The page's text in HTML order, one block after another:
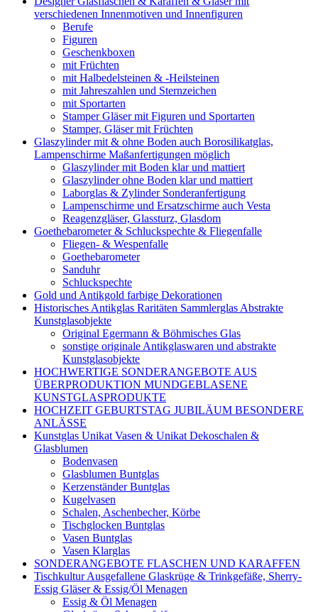
verschiedenen Innenmotiven und Innenfiguren
Berufe
Figuren
Geschenkboxen
mit Früchten
mit Halbedelsteinen & -Heilsteinen
mit Jahreszahlen und Sternzeichen
mit Sportarten
Stamper Gläser mit Figuren und Sportarten
Stamper, Gläser mit Früchten
Glaszylinder mit & ohne Boden auch Borosilikatglas,
Lampenschirme Maßanfertigungen möglich
Glaszylinder mit Boden klar und mattiert
Glaszylinder ohne Boden klar und mattiert
Laborglas & Zylinder Sonderanfertigung
Lampenschirme und Ersatzschirme auch Vesta
Reagenzgläser, Glassturz, Glasdom
Goethebarometer & Schluckspechte & Fliegenfalle
Fliegen- & Wespenfalle
Goethebarometer
Sanduhr
Schluckspechte
Gold und Antikgold farbige Dekorationen
Historisches Antikglas Raritäten Sammlerglas Abstrakte
Kunstglasobjekte
Original Egermann & Böhmisches Glas
sonstige originale Antikglaswaren und abstrakte
Kunstglasobjekte
HOCHWERTIGE SONDERANGEBOTE AUS
ÜBERPRODUKTION MUNDGEBLASENE
KUNSTGLASPRODUKTE
HOCHZEIT GEBURTSTAG JUBILÄUM BESONDERE
ANLÄSSE
Kunstglas Unikat Vasen & Unikat Dekoschalen &
Glasblumen
Bodenvasen
Glasblumen Buntglas
Kerzenständer Buntglas
Kugelvasen
Schalen, Aschenbecher, Körbe
Tischglocken Buntglas
Vasen Buntglas
Vasen Klarglas
SONDERANGEBOTE FLASCHEN UND KARAFFEN
Tischkultur Ausgefallene Glaskrüge & Trinkgefäße, Sherry-
Essig Gläser & Essig/Öl Menagen
Essig & Öl Menagen